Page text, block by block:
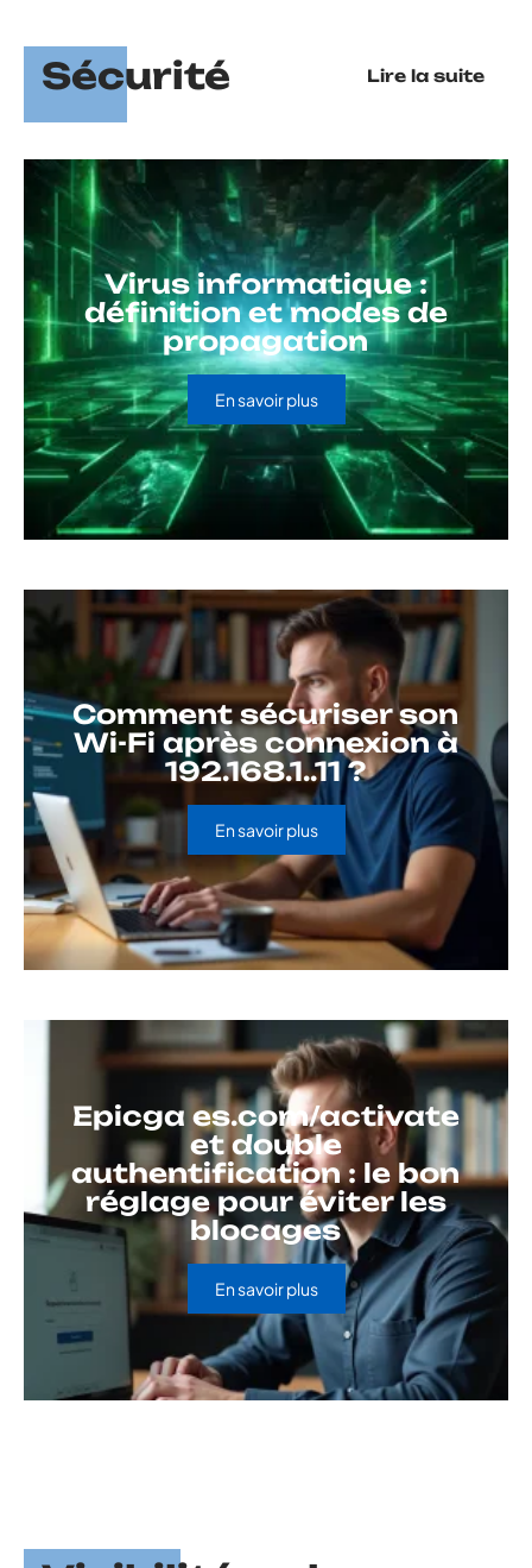
Sécurité Lire la suite
Virus informatique :
définition et modes de
propagation
En savoir plus
Comment sécuriser son
Wi-Fi après connexion à
192.168.1..11 ?
En savoir plus
Epicga es.com/activate
et double
authentification : le bon
réglage pour éviter les
blocages
En savoir plus